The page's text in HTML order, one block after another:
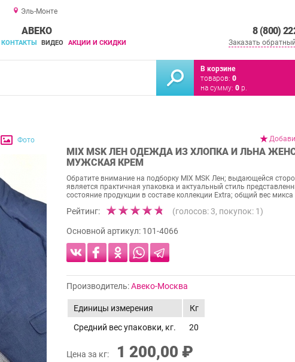
Эль-Монте
8 (800)
Заказать
АВЕКО
КОНТАКТЫ ВИДЕО АКЦИИ И СКИДКИ
В корзине
товаров: 0
на сумму: 0 р.
MIX MSK ЛЕН ОДЕЖДА ИЗ ХЛОПКА И ЛЬНА
МУЖСКАЯ КРЕМ
Обратите внимание на подборку MIX MSK Лен; выдающейся
является практичная упаковка и актуальный стиль
состояние продукции в составе коллекции Extra; общий вес микса
Рейтинг: (голосов: 3, покупок: 1)
Основной артикул: 101-4066
Производитель:Авеко-Москва
Единицы измерения
Кг
Средний вес упаковки, кг.
20
Цена за кг: 1 200,00 ₽
Фото